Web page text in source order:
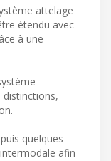
attelage
étendu avec
à une
quelques
afin